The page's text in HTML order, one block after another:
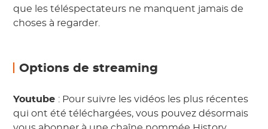
que les téléspectateurs ne manquent jamais de
choses à regarder.
Options de streaming
Youtube : Pour suivre les vidéos les plus récentes
qui ont été téléchargées, vous pouvez désormais